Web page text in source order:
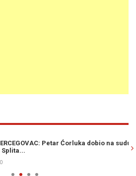
Petar Ćorluka dobio na sudu bivšeg